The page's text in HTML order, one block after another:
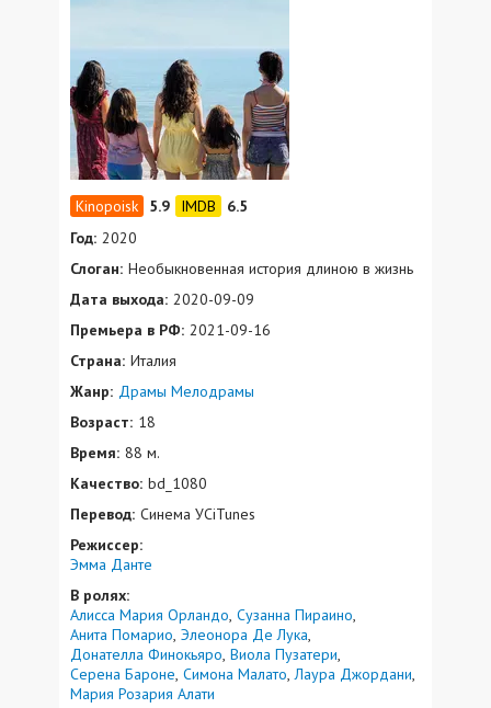
5.9
6.5
Год: 2020
Слоган: Необыкновенная история длиною в жизнь
Дата выхода: 2020-09-09
Премьера в РФ: 2021-09-16
Страна: Италия
Жанр: Драмы Мелодрамы
Возраст: 18
Время: 88 м.
Качество: bd_1080
Перевод: Синема УСiTunes
Режиссер:
Эмма Данте
В ролях:
Алисса Мария Орландо Сузанна Пираино
Анита Помарио Элеонора Де Лука
Донателла Финокьяро Виола Пузатери
Серена Бароне Симона Малато Лаура Джордани
Мария Розария Алати